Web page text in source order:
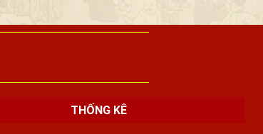
THỐNG KÊ